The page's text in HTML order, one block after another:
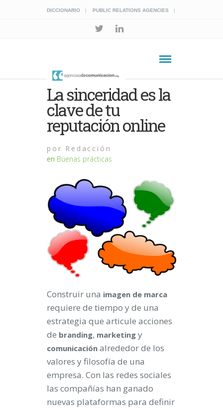
DICCIONARIO PUBLIC RELATIONS AGENCIES
La sinceridad es la
clave de tu
reputación online
por Redacción
en Buenas prácticas
Construir una imagen de marca
requiere de tiempo y de una
estrategia que articule acciones
de branding, marketing y
comunicación alrededor de los
valores y filosofía de una
empresa. Con las redes sociales
las compañías han ganado
nuevas plataformas para definir